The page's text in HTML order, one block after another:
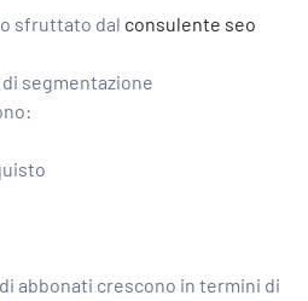
sfruttato dal consulente seo
segmentazione
abbonati crescono in termini di